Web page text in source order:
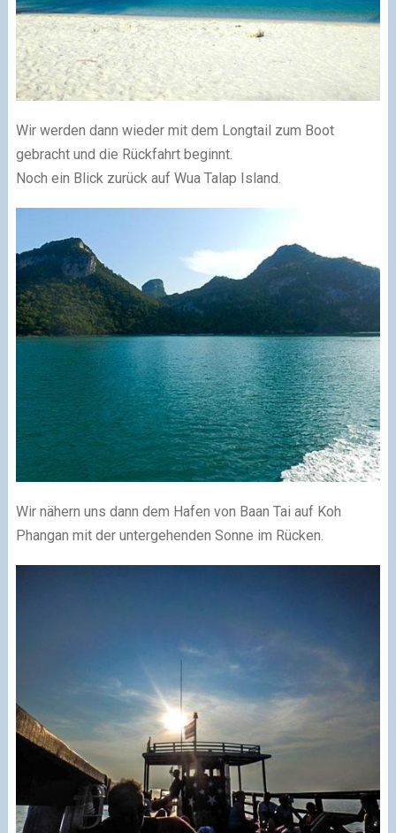
Wir werden dann wieder mit dem Longtail zum Boot
gebracht und die Rückfahrt beginnt.
Noch ein Blick zurück auf Wua Talap Island.
Wir nähern uns dann dem Hafen von Baan Tai auf Koh
Phangan mit der untergehenden Sonne im Rücken.